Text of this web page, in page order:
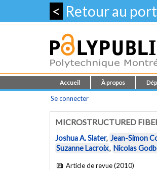
< Retour au
Accueil À propos
Se connecter
MICROSTRUCTURED
Joshua A. Slater, Jean-Simon
Suzanne Lacroix, Nicolas
Article de revue (2010)